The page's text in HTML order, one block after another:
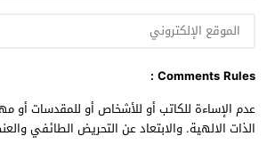
Comments Rules :
عدم الإساءة للكاتب أو للأشخاص أو للمقدسات أو
الذات الالهية. والابتعاد عن التحريض الطائفي